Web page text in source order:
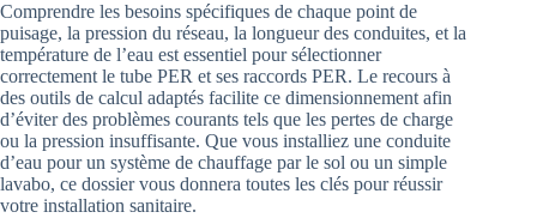
Comprendre les besoins spécifiques de chaque point de
puisage, la pression du réseau, la longueur des conduites, et la
température de l’eau est essentiel pour sélectionner
correctement le tube PER et ses raccords PER. Le recours à
des outils de calcul adaptés facilite ce dimensionnement afin
d’éviter des problèmes courants tels que les pertes de charge
ou la pression insuffisante. Que vous installiez une conduite
d’eau pour un système de chauffage par le sol ou un simple
lavabo, ce dossier vous donnera toutes les clés pour réussir
votre installation sanitaire.